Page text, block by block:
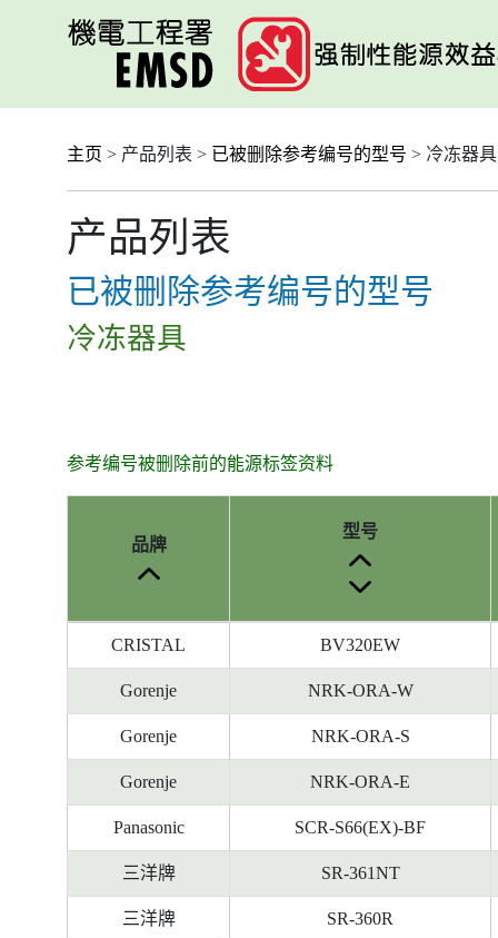
主页 > 产品列表 > 已被删除参考编号的型号 > 冷冻器具
产品列表
已被删除参考编号的型号
冷冻器具
参考编号被删除前的能源标签资料
号
的
源
品牌
型号
CRISTAL BV320EW
Gorenje NRK-ORA-W
Gorenje NRK-ORA-S
Gorenje NRK-ORA-E
Panasonic SCR-S66(EX)-BF
三洋牌 SR-361NT
三洋牌 SR-360R